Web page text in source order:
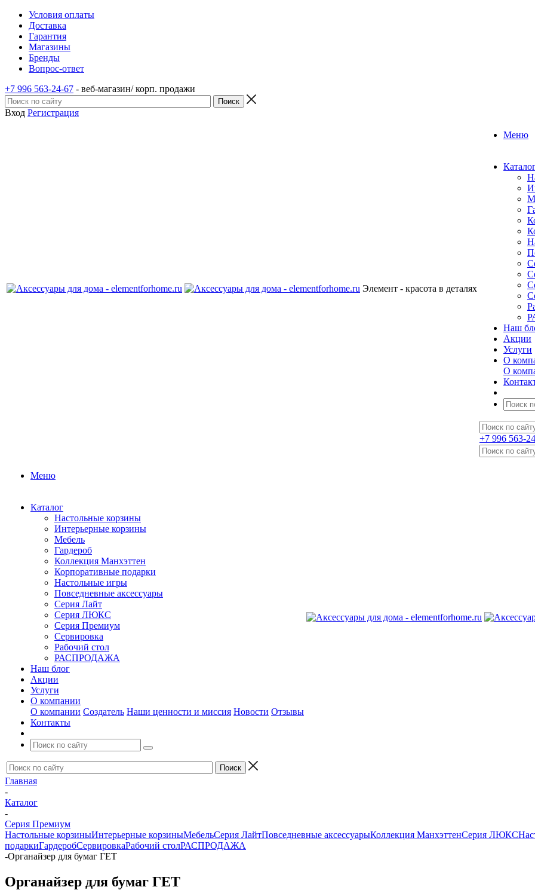
Условия оплаты
Доставка
Гарантия
Магазины
Бренды
Вопрос-ответ
+7 996 563-24-67 - веб-магазин/ корп. продажи
Вход Регистрация
Элемент - красота в деталях
Меню
Наш
Акции
Услуги
О
О
+7 996 563-
Меню
Каталог
Настольные корзины
Интерьерные корзины
Мебель
Гардероб
Коллекция Манхэттен
Корпоративные подарки
Настольные игры
Повседневные аксессуары
Серия Лайт
Серия ЛЮКС
Серия Премиум
Сервировка
Рабочий стол
РАСПРОДАЖА
Наш блог
Акции
Услуги
О компании
О компании Создатель Наши ценности и миссия Новости Отзывы
Контакты
Главная
-
Каталог
-
Серия Премиум
Настольные корзиныИнтерьерные корзиныМебельСерия ЛайтПовседневные аксессуарыКоллекция МанхэттенСерия ЛЮКС
подаркиГардеробСервировкаРабочий столРАСПРОДАЖА
-Органайзер для бумаг ГЕТ
Органайзер для бумаг ГЕТ